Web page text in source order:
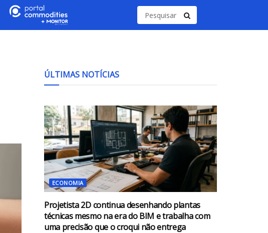
ÚLTIMAS NOTÍCIAS
ECONOMIA
Projetista 2D continua desenhando plantas
técnicas mesmo na era do BIM e trabalha com
uma precisão que o croqui não entrega